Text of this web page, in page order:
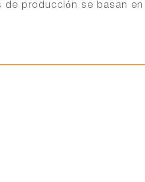
producción se basan